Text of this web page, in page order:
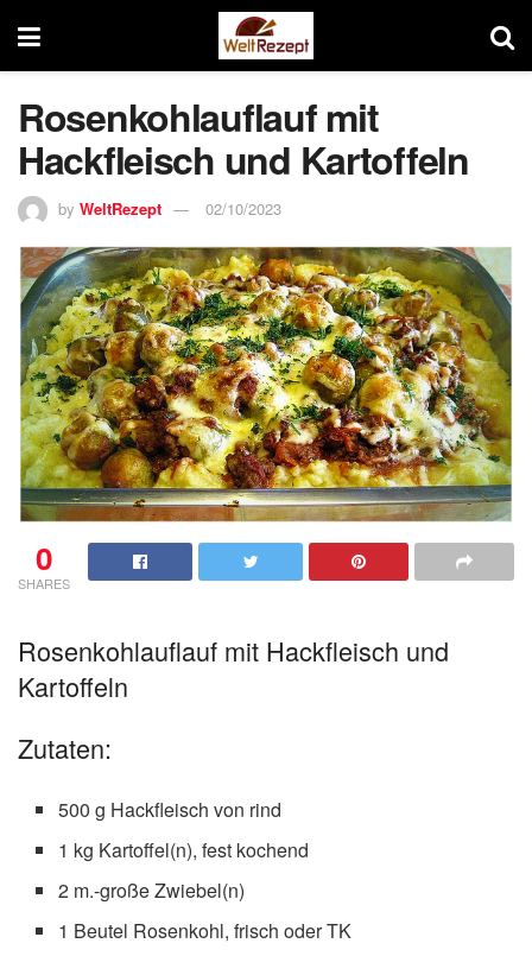
Rosenkohlauflauf mit
Hackfleisch und Kartoffeln
by WeltRezept 02/10/2023
0
SHARES
Rosenkohlauflauf mit Hackfleisch und
Kartoffeln
Zutaten:
500 g Hackfleisch von rind
1 kg Kartoffel(n), fest kochend
2 m.-große Zwiebel(n)
1 Beutel Rosenkohl, frisch oder TK